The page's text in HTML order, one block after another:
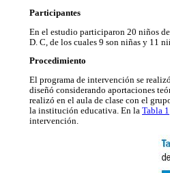
Participantes
En el estudio participaron 20 niños
D. C, de los cuales 9 son niñas y 11
Procedimiento
El programa de intervención se
diseñó considerando aportaciones
realizó en el aula de clase con el
la institución educativa. En la Tabla 1
intervención.